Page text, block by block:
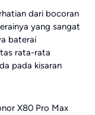
dari bocoran
yang sangat
baterai
rata-rata
pada kisaran
X80 Pro Max